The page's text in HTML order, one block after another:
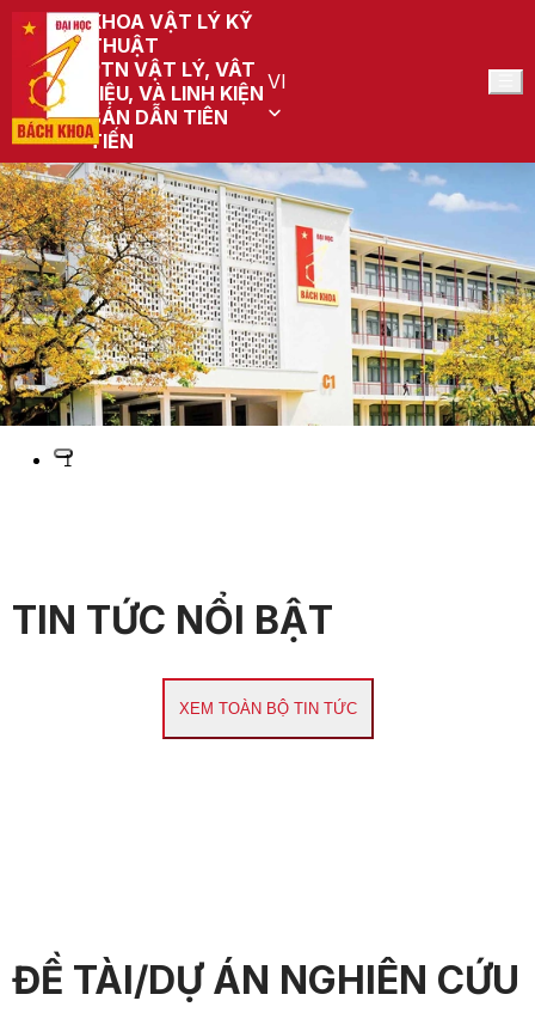
KHOA VẬT LÝ KỸ
THUẬT
PTN VẬT LÝ, VÂT
LIỆU, VÀ LINH KIỆN
BÁN DẪN TIÊN
TIẾN
VI
Preview
1
TIN TỨC NỔI BẬT
XEM TOÀN BỘ TIN TỨC
ĐỀ TÀI/DỰ ÁN NGHIÊN CỨU